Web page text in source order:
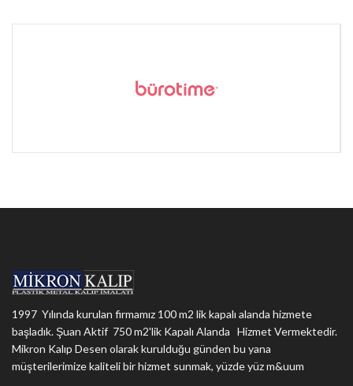
1997 Yılında kurulan firmamız 100 m2 lik kapalı alanda hizmete
başladık. Şuan Aktif 750 m2'lik Kapalı Alanda Hizmet Vermektedir.
Mikron Kalıp Desen olarak kurulduğu günden bu yana
müşterilerimize kaliteli bir hizmet sunmak, yüzde yüz m&uum